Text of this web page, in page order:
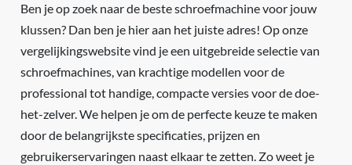
Ben je op zoek naar de beste schroefmachine voor jouw
klussen? Dan ben je hier aan het juiste adres! Op onze
vergelijkingswebsite vind je een uitgebreide selectie van
schroefmachines, van krachtige modellen voor de
professional tot handige, compacte versies voor de doe-
het-zelver. We helpen je om de perfecte keuze te maken
door de belangrijkste specificaties, prijzen en
gebruikerservaringen naast elkaar te zetten. Zo weet je